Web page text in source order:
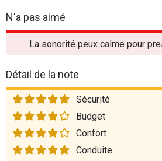
N'a pas aimé
La sonorité peux calme pour
Détail de la note
Sécurité
Budget
Confort
Conduite